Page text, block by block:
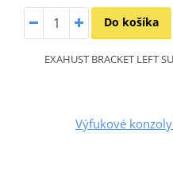
Do košíka
EXAHUST BRACKET LEFT
Výfukové